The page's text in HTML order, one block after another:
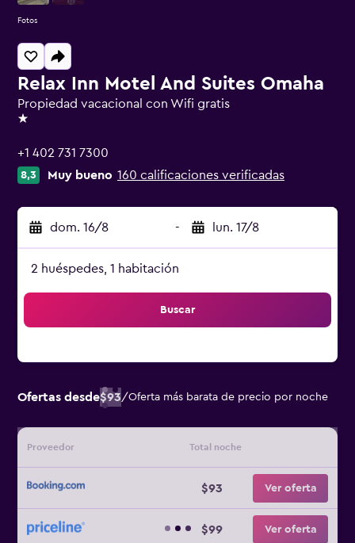
Relax Inn Motel And Suites Omaha
Propiedad vacacional con Wifi gratis
1 estrella
+1 402 731 7300
8,3 Muy bueno 160 calificaciones verificadas
dom. 16/8 - lun. 17/8
2 huéspedes, 1 habitación
Buscar
Ofertas desde$93/Oferta más barata de precio por noche
Proveedor Total noche
$93 Ver oferta
$99 Ver oferta
Fotos